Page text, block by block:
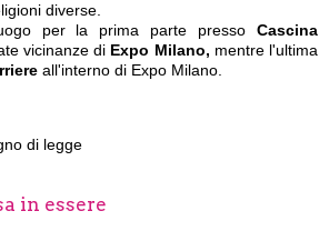
diverse.
per la prima parte presso Cascina
vicinanze di Expo Milano, mentre l'ultima
all'interno di Expo Milano.
di legge
in essere